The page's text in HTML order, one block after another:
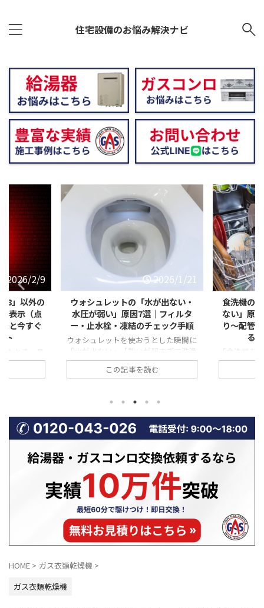
住宅設備のお悩み解決ナビ
2026/1/21
出ない・
フィルタ
ック手順
た瞬間に
でも焦って
常に多いの
水栓の開
詰まりな
決できる原
この記事
2026/1/21
食洗機の「排水エラー・水が抜け
ない」原因とは？フィルター詰ま
り〜配管トラブルまで自分ででき
る対処法を徹底解説
「食洗機を回したのに、なぜか途中で
止まったまま…」 「運転が終わっても
庫内に水が溜まっている」 「排水エラ
に多く、修理相談の中でも上位を占め
ます。 排水できない状態が続くと、洗
浄不良だけでなく、悪臭・水漏れ・本
体故障につながる恐れもあります。
一方で、原因の多くは「詰まり」など
の比較的単純なトラブルであり、正し
い手順を踏めば自分で解決できるケー
スも少なくありません。 この記事で
は、食洗機の排水エラーや水が抜けな
い原因を一つずつ具体的に解説 ...
この記事を読む
【冬に急
「弱い・
は？不完
寒い季節に
が弱い気が
不完全燃焼
あることも
場は、換気
って、ガス
やすい時期
に相 ...
HOME > ガス衣類乾燥機 >
ガス衣類乾燥機